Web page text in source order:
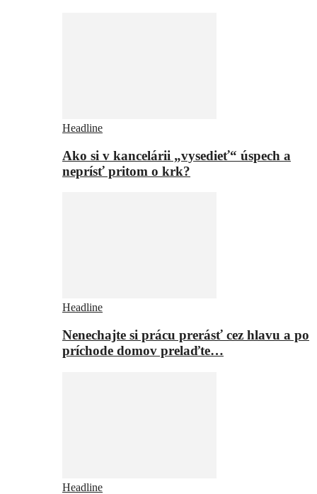
Headline
Ako si v kancelárii „vysedieť“ úspech a
neprísť pritom o krk?
Headline
Nenechajte si prácu prerásť cez hlavu a po
príchode domov prelaďte…
Headline